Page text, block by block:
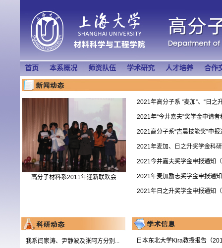
首页 本系概况 师资队伍 学术研究 人才培养 合作
高分子材料系2011年迎新联欢会
2021年高分子系 “麦加”、“日之
2021年“今井嘉夫”奖学金申请
2021高分子系“吉晨技能奖”申报
2021年麦加、日之升奖学金科
2021今井嘉夫奖学金申报通知
2021年麦加励志奖学金申报通
2021年日之升奖学金申报通知
我系闫家涛、尹静波及张阿方分别... 日本东北大学Kira教授报告（